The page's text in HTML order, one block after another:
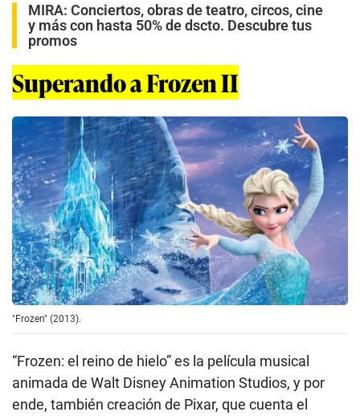
MIRA: Conciertos, obras de teatro, circos, cine
y más con hasta 50% de dscto. Descubre tus
promos
Superando a Frozen II
"Frozen" (2013).
“Frozen: el reino de hielo” es la película musical
animada de Walt Disney Animation Studios, y por
ende, también creación de Pixar, que cuenta el